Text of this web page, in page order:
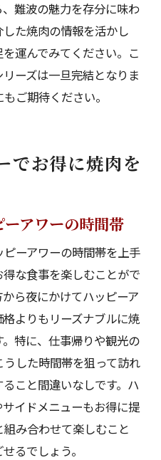
難波の魅力を存分に味わ
た焼肉の情報を活かし
運んでみてください。こ
ーズは一旦完結となりま
ご期待ください。
でお得に焼肉を
アワーの時間帯
ーアワーの時間帯を上手
な食事を楽しむことがで
ら夜にかけてハッピーア
よりもリーズナブルに焼
特に、仕事帰りや観光の
した時間帯を狙って訪れ
こと間違いなしです。ハ
イドメニューもお得に提
み合わせて楽しむこと
るでしょう。